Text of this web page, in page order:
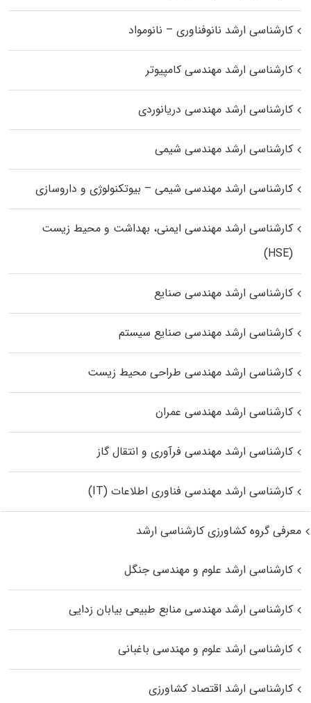
کارشناسی ارشد نانوفناوری – نانومواد
کارشناسی ارشد مهندسی کامپیوتر
کارشناسی ارشد مهندسی دریانوردی
کارشناسی ارشد مهندسی شیمی
کارشناسی ارشد مهندسی شیمی – بیوتکنولوژی و داروسازی
کارشناسی ارشد مهندسی ایمنی، بهداشت و محیط زیست
(HSE)
کارشناسی ارشد مهندسی صنایع
کارشناسی ارشد مهندسی صنایع سیستم
کارشناسی ارشد مهندسی طراحی محیط زیست
کارشناسی ارشد مهندسی عمران
کارشناسی ارشد مهندسی فرآوری و انتقال گاز
کارشناسی ارشد مهندسی فناوری اطلاعات (IT)
معرفی گروه کشاورزی کارشناسی ارشد
کارشناسی ارشد علوم و مهندسی جنگل
کارشناسی ارشد مهندسی منابع طبیعی بیابان زدایی
کارشناسی ارشد علوم و مهندسی باغبانی
کارشناسی ارشد اقتصاد کشاورزی